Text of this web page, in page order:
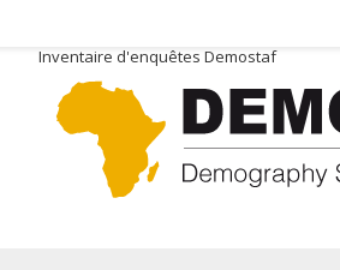
Inventaire d'enquêtes Demostaf